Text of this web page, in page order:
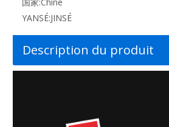
YANSÉ:JINSÉ
Description du produit